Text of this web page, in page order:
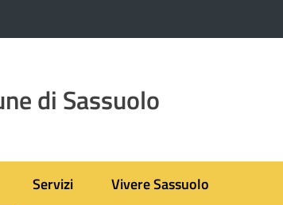
di Sassuolo
Servizi Vivere Sassuolo